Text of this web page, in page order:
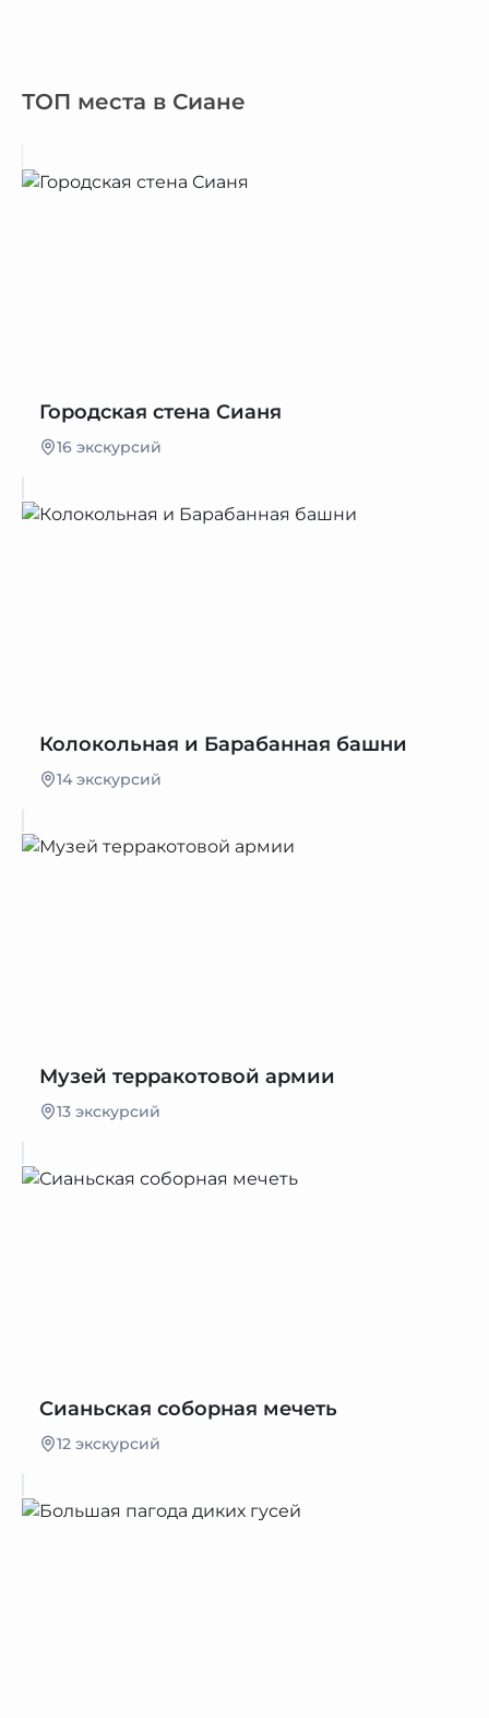
ТОП места в Сиане
Городская стена Сианя
16 экскурсий
Колокольная и Барабанная башни
14 экскурсий
Музей терракотовой армии
13 экскурсий
Сианьская соборная мечеть
12 экскурсий